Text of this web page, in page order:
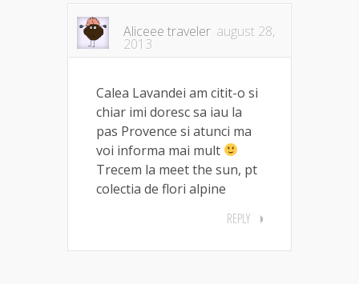
Aliceee traveler august 28,
2013
Calea Lavandei am citit-o si
chiar imi doresc sa iau la
pas Provence si atunci ma
voi informa mai mult
Trecem la meet the sun, pt
colectia de flori alpine
REPLY